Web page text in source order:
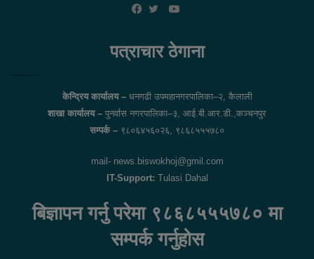
YouTube
पत्राचार ठेगाना
केन्द्रिय कार्यालय –धनगढी उपमहानगरपालिका–२, कैलाली
शाखा कार्यालय – पुनर्वास नगरपालिका–३, आई.बी.आर.डी.,कञ्चनपुर
सम्पर्क – ९८०६४५६०२६, ९८६८५५५७८०
mail- news.biswokhoj@gmil.com
IT-Support: Tulasi Dahal
बिज्ञापन गर्नु परेमा ९८६८५५५७८० मा
सम्पर्क गर्नुहोस